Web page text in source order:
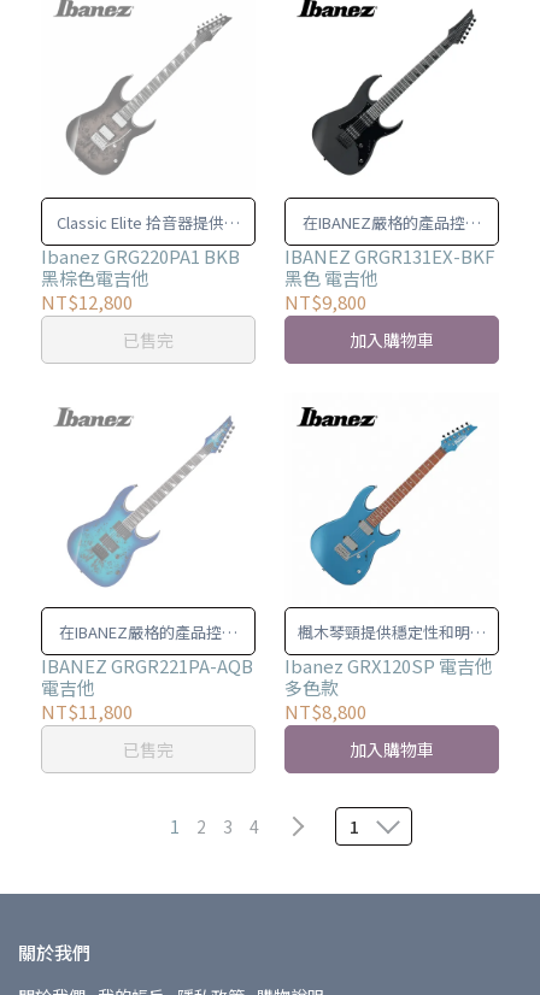
Classic Elite 拾音器提供豐
富、細膩的音色和飽滿的低
頻。
Ibanez GRG220PA1 BKB
黑棕色電吉他
NT$12,800
已售完
在IBANEZ嚴格的產品控管
下，每一把電吉他都有穩定
且可依賴的品質
IBANEZ GRGR131EX-BKF
黑色 電吉他
NT$9,800
加入購物車
在IBANEZ嚴格的產品控管
下，每一把電吉他都有穩定
且可依賴的品質
IBANEZ GRGR221PA-AQB
電吉他
NT$11,800
已售完
楓木琴頸提供穩定性和明亮
的音色。
Ibanez GRX120SP 電吉他
多色款
NT$8,800
加入購物車
1 2 3 4 1
關於我們